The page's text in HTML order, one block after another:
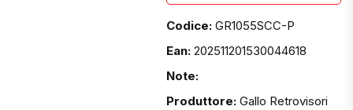
Codice: GR1055SCC-P
Ean: 202511201530044618
Note:
Produttore: Gallo Retrovisori